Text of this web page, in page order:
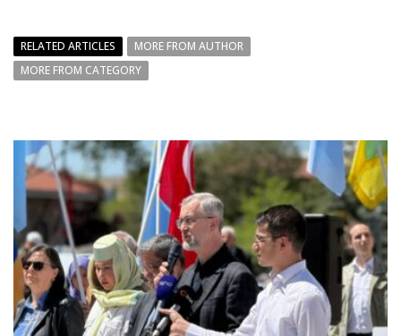
RELATED ARTICLES
MORE FROM AUTHOR
MORE FROM CATEGORY